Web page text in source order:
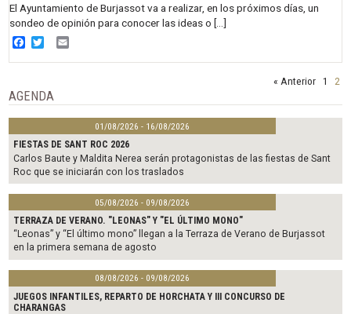
El Ayuntamiento de Burjassot va a realizar, en los próximos días, un
sondeo de opinión para conocer las ideas o […]
Facebook
Twitter
« Anterior 1 2
AGENDA
01/08/2026 - 16/08/2026
FIESTAS DE SANT ROC 2026
Carlos Baute y Maldita Nerea serán protagonistas de las fiestas de Sant
Roc que se iniciarán con los traslados
05/08/2026 - 09/08/2026
TERRAZA DE VERANO. "LEONAS" Y "EL ÚLTIMO MONO"
“Leonas” y “El último mono” llegan a la Terraza de Verano de Burjassot
en la primera semana de agosto
08/08/2026 - 09/08/2026
JUEGOS INFANTILES, REPARTO DE HORCHATA Y III CONCURSO DE
CHARANGAS